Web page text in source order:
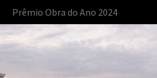
Iniciar sessão
Prêmio Obra do Ano 2024